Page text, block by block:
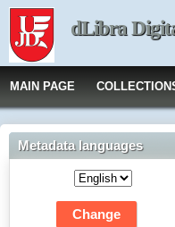
dLibra
MAIN PAGE
Metadata languages